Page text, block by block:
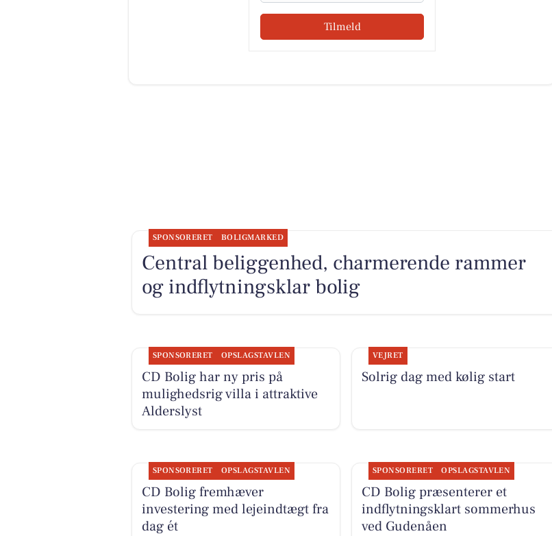
Tilmeld
SPONSORERET BOLIGMARKED
Central beliggenhed, charmerende rammer
og indflytningsklar bolig
SPONSORERET OPSLAGSTAVLEN
CD Bolig har ny pris på
mulighedsrig villa i attraktive
Alderslyst
VEJRET
Solrig dag med kølig start
SPONSORERET OPSLAGSTAVLEN
CD Bolig fremhæver
investering med lejeindtægt fra
dag ét
SPONSORERET OPSLAGSTAVLEN
CD Bolig præsenterer et
indflytningsklart sommerhus
ved Gudenåen